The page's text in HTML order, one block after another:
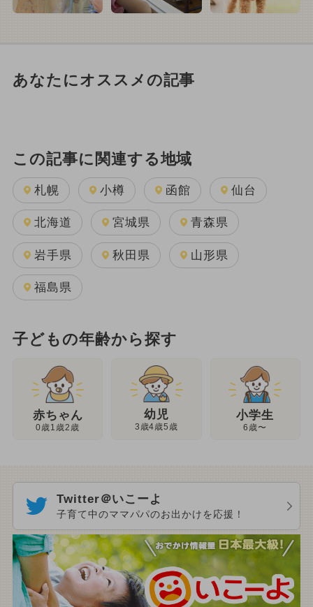
あなたにオススメの記事
この記事に関連する地域
札幌 小樽 函館 仙台
北海道 宮城県 青森県
岩手県 秋田県 山形県
福島県
子どもの年齢から探す
赤ちゃん
0歳1歳2歳
幼児
3歳4歳5歳
小学生
6歳〜
Twitter＠いこーよ
子育て中のママパパのお出かけを応援！